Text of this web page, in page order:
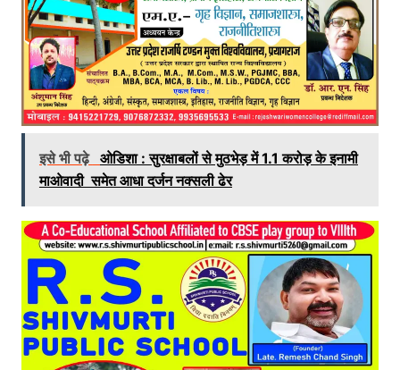
इसे भी पढ़े ओडिशा : सुरक्षाबलों से मुठभेड़ में 1.1 करोड़ के इनामी
माओवादी समेत आधा दर्जन नक्सली ढेर